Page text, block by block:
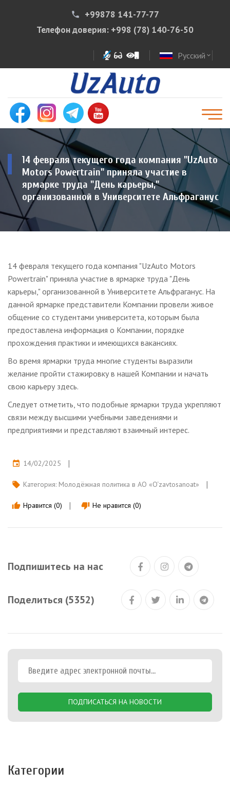
phone
+99878 141-77-77
Телефон доверия: +998 (78) 140-76-50
Русский expand_more
14 февраля текущего года компания "UzAuto
Motors Powertrain" приняла участие в
ярмарке труда "День карьеры,"
организованной в Университете Альфраганус
14 февраля текущего года компания "UzAuto Motors
Powertrain" приняла участие в ярмарке труда "День
карьеры," организованной в Университете Альфраганус. На
данной ярмарке представители Компании провели живое
общение со студентами университета, которым была
предоставлена информация о Компании, порядке
прохождения практики и имеющихся вакансиях.
Во время ярмарки труда многие студенты выразили
желание пройти стажировку в нашей Компании и начать
свою карьеру здесь.
Следует отметить, что подобные ярмарки труда укрепляют
связи между высшими учебными заведениями и
предприятиями и представляют взаимный интерес.
event 14/02/2025
local_offer Категория: Молодёжная политика в АО «O‘zavtosanoat»
thumb_up Нравится (0) thumb_down Не нравится (0)
Подпишитесь на нас
Поделиться (5352)
ПОДПИСАТЬСЯ НА НОВОСТИ
Категории